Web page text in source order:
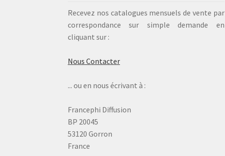
Recevez nos catalogues mensuels de vente par
correspondance sur simple demande en
cliquant sur :
Nous Contacter
... ou en nous écrivant à :
Francephi Diffusion
BP 20045
53120 Gorron
France